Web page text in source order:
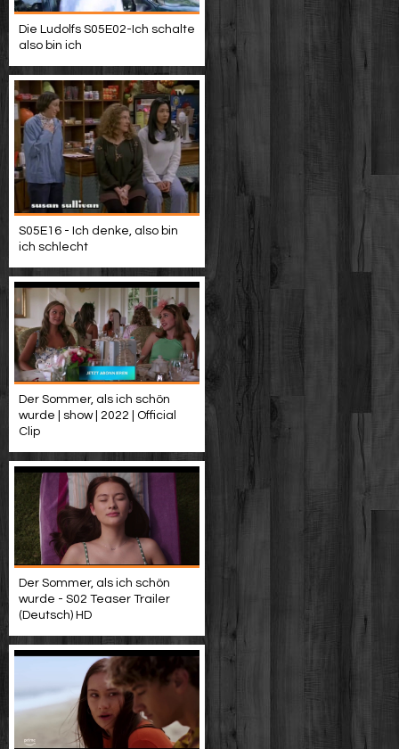
Die Ludolfs S05E02-Ich schalte
also bin ich
S05E16 - Ich denke, also bin
ich schlecht
Der Sommer, als ich schön
wurde | show | 2022 | Official
Clip
Der Sommer, als ich schön
wurde - S02 Teaser Trailer
(Deutsch) HD